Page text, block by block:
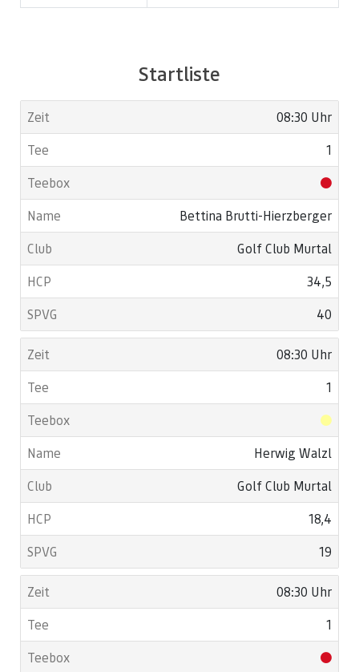
Startliste
08:30 Uhr
1
Bettina Brutti-Hierzberger
Golf Club Murtal
34,5
40
08:30 Uhr
1
Herwig Walzl
Golf Club Murtal
18,4
19
08:30 Uhr
1